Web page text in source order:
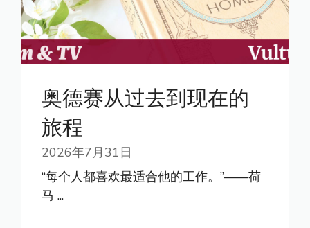
奥德赛从过去到现在的
旅程
2026年7月31日
“每个人都喜欢最适合他的工作。”——荷
马 ...